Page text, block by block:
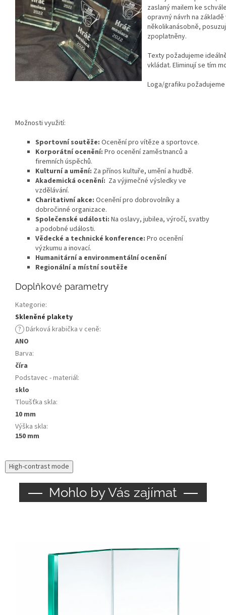
zaslaný mailem ke
opravný návrh na
několikanásobně,
zpoplatněny.
Texty požadujeme
vkládat. Eliminují se tím
Loga/grafiku
Možnosti využití:
Sportovní soutěže: Ocenění pro vítěze a sportovce.
Korporátní ocenění: Pro ocenění zaměstnanců a
firemních úspěchů.
Kulturní a umění: Za přínos kultuře, umění a hudbě.
Akademická ocenění: Za výjimečné výsledky ve
vzdělávání.
Charitativní akce: Ocenění pro dobrovolníky a
dobročinné organizace.
Společenské události: Na oslavy, jubilea, výročí, svatby
a podobné události.
Vědecké a technické konference: Pro ocenění
výzkumu a inovací.
Humanitární a environmentální ocenění
Regionální a místní soutěže
Doplňkové parametry
Kategorie:
Skleněné plakety
? Dárková krabička v ceně:
ANO
Barva:
číra
Podstavec - materiál:
sklo
Tloušťka skla:
10 mm
Výška skla:
150 mm
High-contrast mode
Mohlo by Vás zajímat